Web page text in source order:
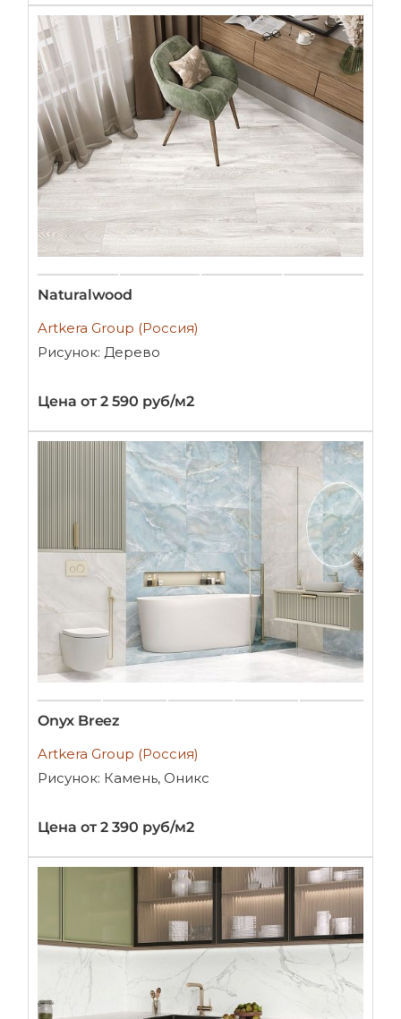
Naturalwood
Artkera Group (Россия)
Рисунок: Дерево
Цена от 2 590 руб/м2
Onyx Breez
Artkera Group (Россия)
Рисунок: Камень, Оникс
Цена от 2 390 руб/м2